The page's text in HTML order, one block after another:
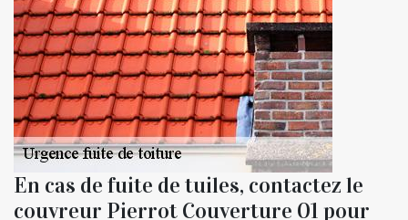
En cas de fuite de tuiles, contactez le
couvreur Pierrot Couverture 01 pour